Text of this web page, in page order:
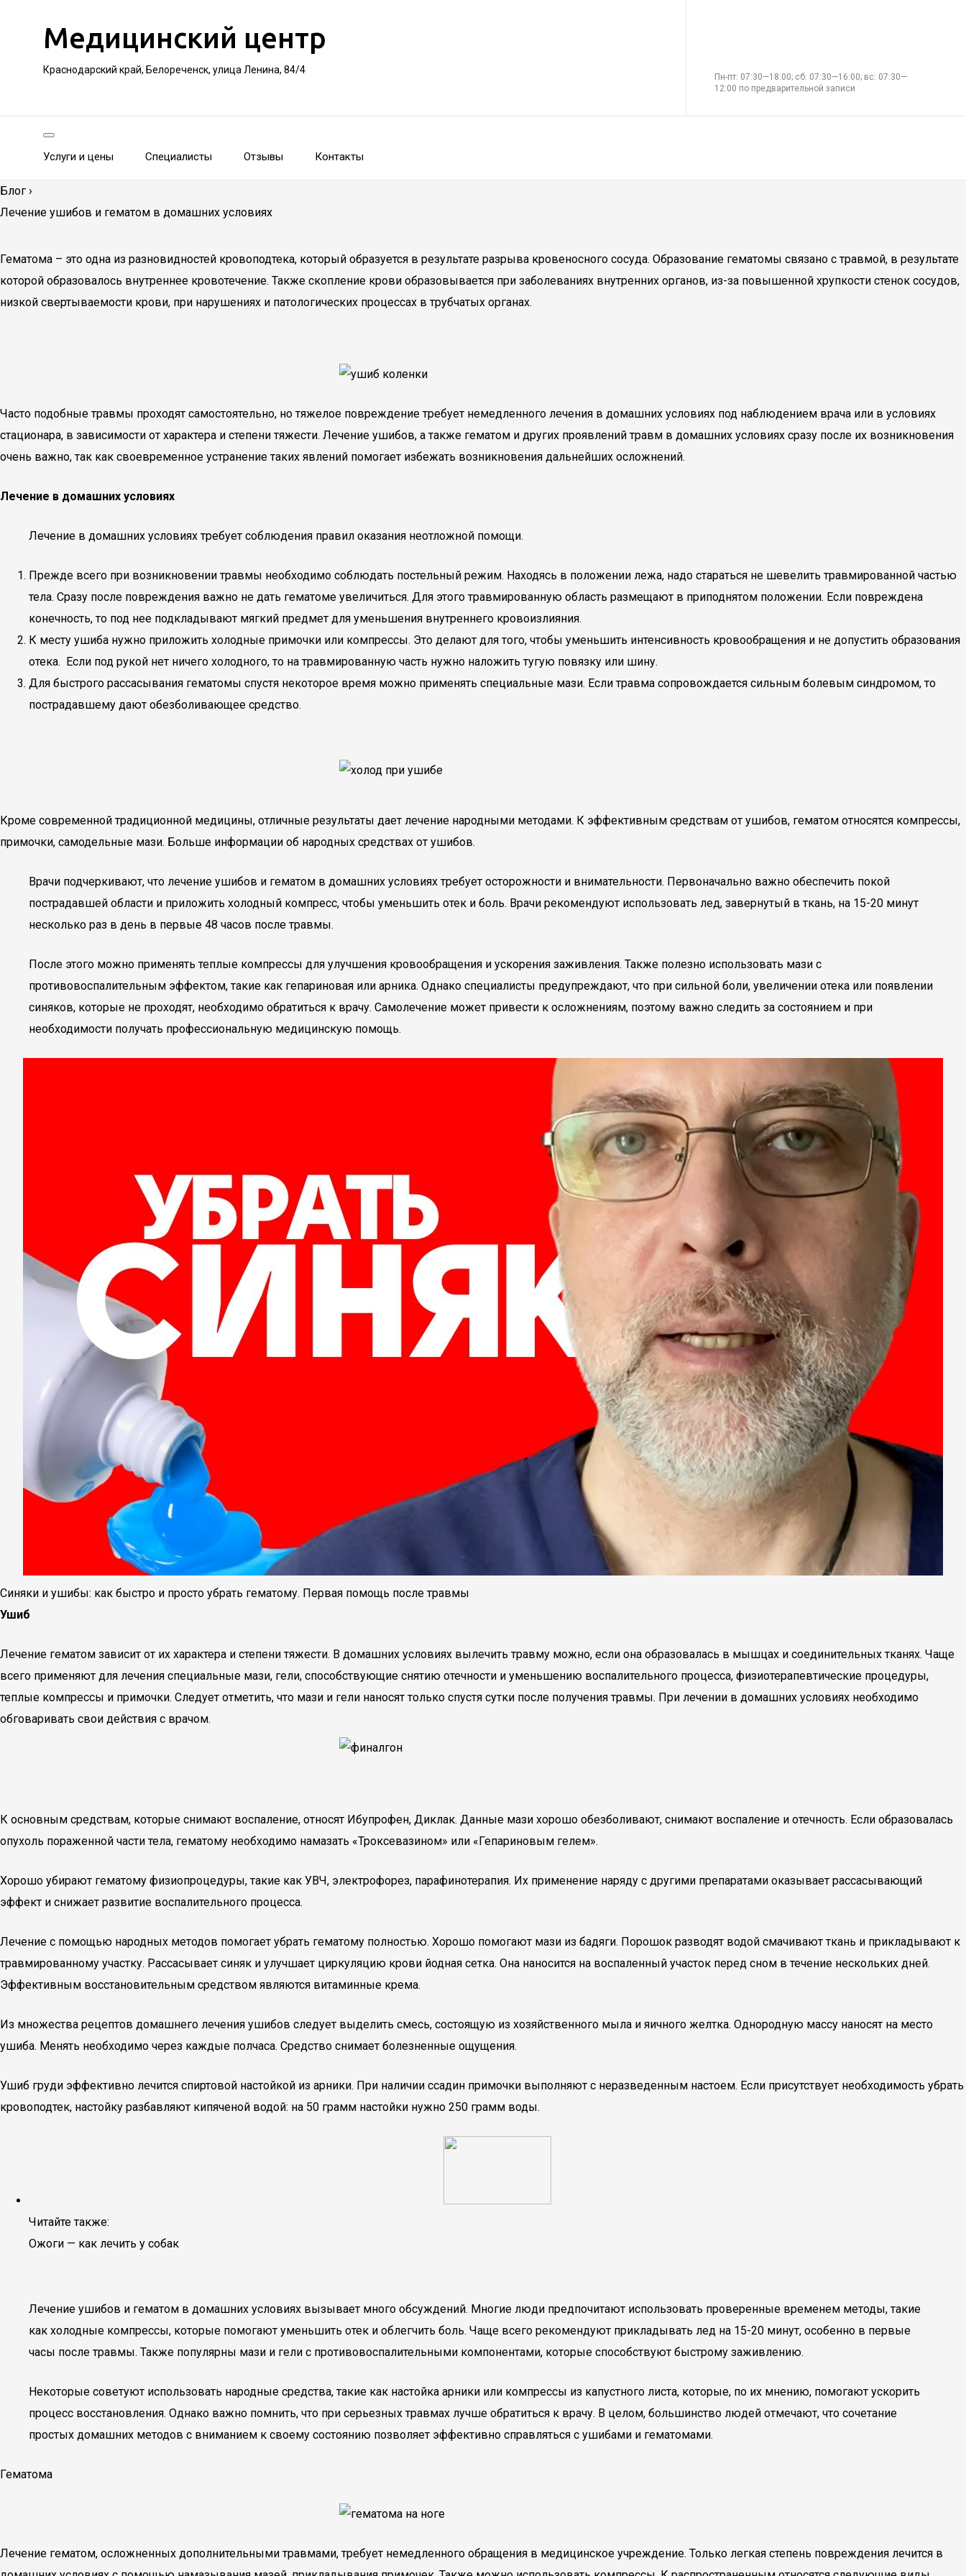
Медицинский центр
Краснодарский край, Белореченск, улица Ленина, 84/4
Пн-пт: 07:30—18:00; сб: 07:30—16:00; вс: 07:30—
12:00 по предварительной записи
Услуги и цены Специалисты Отзывы Контакты
Блог ›
Лечение ушибов и гематом в домашних условиях
Гематома – это одна из разновидностей кровоподтека, который образуется в результате разрыва кровеносного сосуда. Образование гематомы связано с травмой, в результате
которой образовалось внутреннее кровотечение. Также скопление крови образовывается при заболеваниях внутренних органов, из-за повышенной хрупкости стенок сосудов,
низкой свертываемости крови, при нарушениях и патологических процессах в трубчатых органах.
Часто подобные травмы проходят самостоятельно, но тяжелое повреждение требует немедленного лечения в домашних условиях под наблюдением врача или в условиях
стационара, в зависимости от характера и степени тяжести. Лечение ушибов, а также гематом и других проявлений травм в домашних условиях сразу после их возникновения
очень важно, так как своевременное устранение таких явлений помогает избежать возникновения дальнейших осложнений.
Лечение в домашних условиях
Лечение в домашних условиях требует соблюдения правил оказания неотложной помощи.
Прежде всего при возникновении травмы необходимо соблюдать постельный режим. Находясь в положении лежа, надо стараться не шевелить травмированной частью
тела. Сразу после повреждения важно не дать гематоме увеличиться. Для этого травмированную область размещают в приподнятом положении. Если повреждена
конечность, то под нее подкладывают мягкий предмет для уменьшения внутреннего кровоизлияния.
К месту ушиба нужно приложить холодные примочки или компрессы. Это делают для того, чтобы уменьшить интенсивность кровообращения и не допустить образования
отека. Если под рукой нет ничего холодного, то на травмированную часть нужно наложить тугую повязку или шину.
Для быстрого рассасывания гематомы спустя некоторое время можно применять специальные мази. Если травма сопровождается сильным болевым синдромом, то
пострадавшему дают обезболивающее средство.
Кроме современной традиционной медицины, отличные результаты дает лечение народными методами. К эффективным средствам от ушибов, гематом относятся компрессы,
примочки, самодельные мази. Больше информации об народных средствах от ушибов.
Врачи подчеркивают, что лечение ушибов и гематом в домашних условиях требует осторожности и внимательности. Первоначально важно обеспечить покой
пострадавшей области и приложить холодный компресс, чтобы уменьшить отек и боль. Врачи рекомендуют использовать лед, завернутый в ткань, на 15-20 минут
несколько раз в день в первые 48 часов после травмы.
После этого можно применять теплые компрессы для улучшения кровообращения и ускорения заживления. Также полезно использовать мази с
противовоспалительным эффектом, такие как гепариновая или арника. Однако специалисты предупреждают, что при сильной боли, увеличении отека или появлении
синяков, которые не проходят, необходимо обратиться к врачу. Самолечение может привести к осложнениям, поэтому важно следить за состоянием и при
необходимости получать профессиональную медицинскую помощь.
Синяки и ушибы: как быстро и просто убрать гематому. Первая помощь после травмы
Ушиб
Лечение гематом зависит от их характера и степени тяжести. В домашних условиях вылечить травму можно, если она образовалась в мышцах и соединительных тканях. Чаще
всего применяют для лечения специальные мази, гели, способствующие снятию отечности и уменьшению воспалительного процесса, физиотерапевтические процедуры,
теплые компрессы и примочки. Следует отметить, что мази и гели наносят только спустя сутки после получения травмы. При лечении в домашних условиях необходимо
обговаривать свои действия с врачом.
К основным средствам, которые снимают воспаление, относят Ибупрофен, Диклак. Данные мази хорошо обезболивают, снимают воспаление и отечность. Если образовалась
опухоль пораженной части тела, гематому необходимо намазать «Троксевазином» или «Гепариновым гелем».
Хорошо убирают гематому физиопроцедуры, такие как УВЧ, электрофорез, парафинотерапия. Их применение наряду с другими препаратами оказывает рассасывающий
эффект и снижает развитие воспалительного процесса.
Лечение с помощью народных методов помогает убрать гематому полностью. Хорошо помогают мази из бадяги. Порошок разводят водой смачивают ткань и прикладывают к
травмированному участку. Рассасывает синяк и улучшает циркуляцию крови йодная сетка. Она наносится на воспаленный участок перед сном в течение нескольких дней.
Эффективным восстановительным средством являются витаминные крема.
Из множества рецептов домашнего лечения ушибов следует выделить смесь, состоящую из хозяйственного мыла и яичного желтка. Однородную массу наносят на место
ушиба. Менять необходимо через каждые полчаса. Средство снимает болезненные ощущения.
Ушиб груди эффективно лечится спиртовой настойкой из арники. При наличии ссадин примочки выполняют с неразведенным настоем. Если присутствует необходимость убрать
кровоподтек, настойку разбавляют кипяченой водой: на 50 грамм настойки нужно 250 грамм воды.
Читайте также:
Ожоги — как лечить у собак
Лечение ушибов и гематом в домашних условиях вызывает много обсуждений. Многие люди предпочитают использовать проверенные временем методы, такие
как холодные компрессы, которые помогают уменьшить отек и облегчить боль. Чаще всего рекомендуют прикладывать лед на 15-20 минут, особенно в первые
часы после травмы. Также популярны мази и гели с противовоспалительными компонентами, которые способствуют быстрому заживлению.
Некоторые советуют использовать народные средства, такие как настойка арники или компрессы из капустного листа, которые, по их мнению, помогают ускорить
процесс восстановления. Однако важно помнить, что при серьезных травмах лучше обратиться к врачу. В целом, большинство людей отмечают, что сочетание
простых домашних методов с вниманием к своему состоянию позволяет эффективно справляться с ушибами и гематомами.
Гематома
Лечение гематом, осложненных дополнительными травмами, требует немедленного обращения в медицинское учреждение. Только легкая степень повреждения лечится в